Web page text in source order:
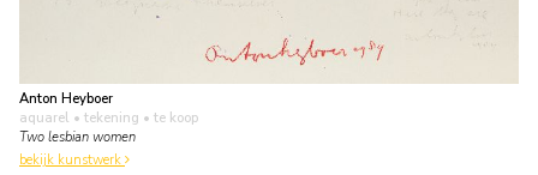
Anton Heyboer
aquarel • tekening • te koop
Two lesbian women
bekijk kunstwerk